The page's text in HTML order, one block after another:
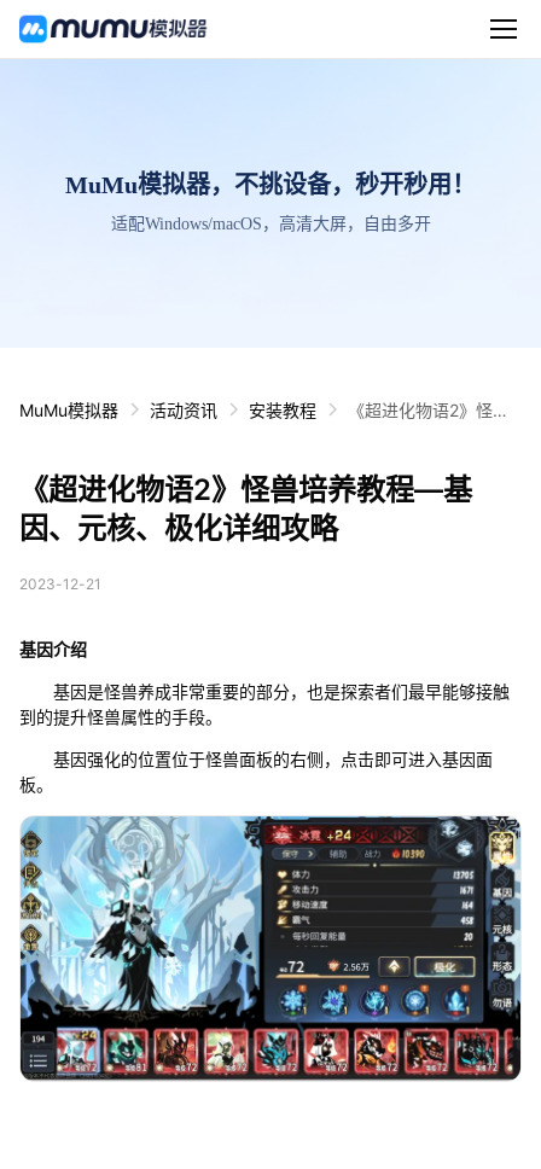
MuMu模拟器，不挑设备，秒开秒用！
适配Windows/macOS，高清大屏，自由多开
MuMu模拟器 活动资讯 安装教程
《超进化物语2》怪兽
《超进化物语2》怪兽培养教程—基
因、元核、极化详细攻略
2023-12-21
基因介绍
基因是怪兽养成非常重要的部分，也是探索者们最早能够接触
到的提升怪兽属性的手段。
基因强化的位置位于怪兽面板的右侧，点击即可进入基因面
板。